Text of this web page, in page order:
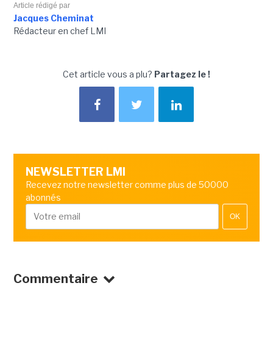
Article rédigé par
Jacques Cheminat
Rédacteur en chef LMI
Cet article vous a plu? Partagez le !
NEWSLETTER LMI
Recevez notre newsletter comme plus de 50000
abonnés
OK
Commentaire